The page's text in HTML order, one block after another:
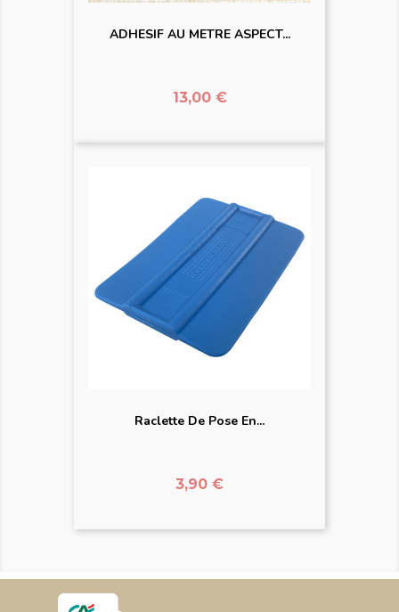
ADHESIF AU METRE ASPECT...
Prix
13,00 €
Raclette De Pose En...
Prix
3,90 €